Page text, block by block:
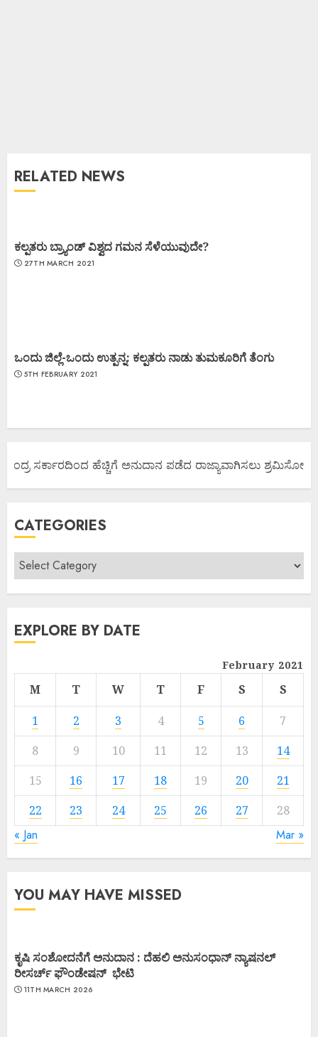
RELATED NEWS
ಕಲ್ಪತರು ಬ್ರ್ಯಾಂಡ್ ವಿಶ್ವದ ಗಮನ ಸೆಳೆಯುವುದೇ?
27TH MARCH 2021
ಒಂದು ಜಿಲ್ಲೆ-ಒಂದು ಉತ್ಪನ್ನ: ಕಲ್ಪತರು ನಾಡು ತುಮಕೂರಿಗೆ ತೆಂಗು
5TH FEBRUARY 2021
ಸರ್ಕಾರದಿಂದ ಹೆಚ್ಚಿಗೆ ಅನುದಾನ ಪಡೆದ ರಾಜ್ಯಾವಾಗಿಸಲು ಶ್ರಮಿಸೋಣ
CATEGORIES
EXPLORE BY DATE
February 2021
M T W T F S
S
1
2 3 4 5 6
7
8
9 10 11 12 13
14
15
16 17 18 19 20
21
22
23 24 25 26 27 28
« Jan Mar »
YOU MAY HAVE MISSED
ಕೃಷಿ ಸಂಶೋದನೆಗೆ ಅನುದಾನ : ದೆಹಲಿ ಅನುಸಂಧಾನ್ ನ್ಯಾಷನಲ್
ರೀಸರ್ಚ್ ಫೌಂಡೇಷನ್ ಭೇಟಿ
11TH MARCH 2026